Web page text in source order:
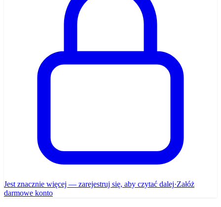
Jest znacznie więcej — zarejestruj się, aby czytać dalej·Załóż
darmowe konto